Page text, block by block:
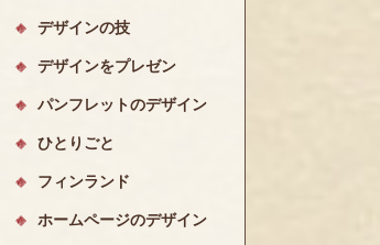
デザインの技
デザインをプレゼン
パンフレットのデザイン
ひとりごと
フィンランド
ホームページのデザイン